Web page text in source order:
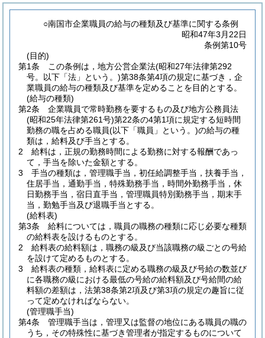
○南国市企業職員の給与の種類及び基準に関する条例
昭和47年3月22日
条例第10号
(目的)
第1条
この条例は，地方公営企業法(昭和27年法律第292
号。以下「法」という。)第38条第4項の規定に基づき，企
業職員の給与の種類及び基準を定めることを目的とする。
(給与の種類)
第2条
企業職員で常時勤務を要するもの及び地方公務員法
(昭和25年法律第261号)第22条の4第1項に規定する短時間
勤務の職を占める職員(以下「職員」という。)の給与の種
類は，給料及び手当とする。
2
給料は，正規の勤務時間による勤務に対する報酬であっ
て，手当を除いた金額とする。
3
手当の種類は，管理職手当，初任給調整手当，扶養手当，
住居手当，通勤手当，特殊勤務手当，時間外勤務手当，休
日勤務手当，宿日直手当，管理職員特別勤務手当，期末手
当，勤勉手当及び退職手当とする。
(給料表)
第3条
給料については，職員の職務の種類に応じ必要な種類
の給料表を設けるものとする。
2
給料表の給料額は，職務の級及び当該職務の級ごとの号給
を設けて定めるものとする。
3
給料表の種類，給料表に定める職務の級及び号給の数並び
に各職務の級における最低の号給の給料額及び号給間の給
料額の差額は，法第38条第2項及び第3項の規定の趣旨に従
って定めなければならない。
(管理職手当)
第4条
管理職手当は，管理又は監督の地位にある職員の職の
うち，その特殊性に基づき管理者が指定するものについて